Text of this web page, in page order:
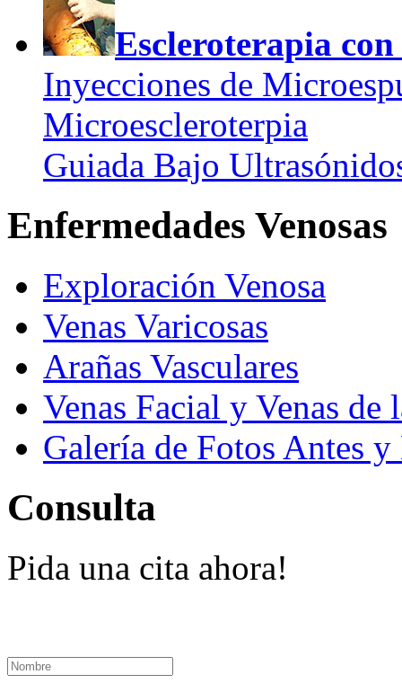
Escleroterapia
Inyecciones de
Microescleroterpia
Guiada Bajo
Enfermedades Venosas
Exploración Venosa
Venas Varicosas
Arañas Vasculares
Venas Facial y Venas de
Galería de Fotos Antes y
Consulta
Pida una cita ahora!